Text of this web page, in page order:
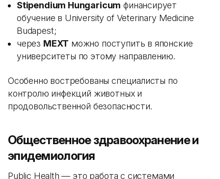
Stipendium Hungaricum финансирует
обучение в University of Veterinary Medicine
Budapest;
через MEXT можно поступить в японские
университеты по этому направлению.
Особенно востребованы специалисты по
контролю инфекций животных и
продовольственной безопасности.
Общественное здравоохранение и
эпидемиология
Public Health — это работа с системами